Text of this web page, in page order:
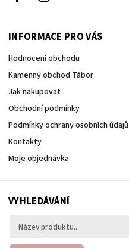
INFORMACE PRO VÁS
Hodnocení obchodu
Kamenný obchod Tábor
Jak nakupovat
Obchodní podmínky
Podmínky ochrany osobních údajů
Kontakty
Moje objednávka
VYHLEDÁVÁNÍ